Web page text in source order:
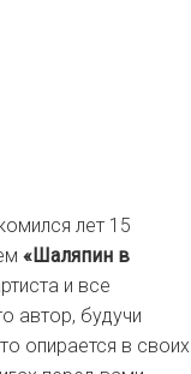
лет 15
«Шаляпин в
и все
автор, будучи
опирается в своих